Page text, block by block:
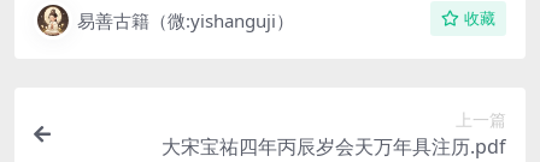
易善古籍（微:yishanguji） 收藏
上一篇
大宋宝祐四年丙辰岁会天万年具注历.pdf